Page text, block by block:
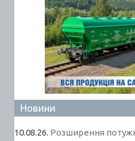
Новини
10.08.26. Розширення